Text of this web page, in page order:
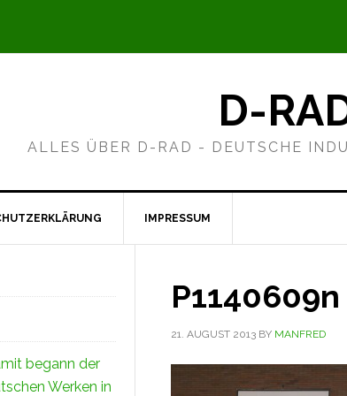
D-
ALLES ÜBER D-RAD - DEUTSCHE
IMPRESSUM
P1140609n
21. AUGUST 2013 BY MANFRED
begann der
Werken in